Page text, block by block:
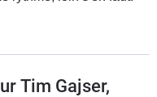
Tim Gajser,